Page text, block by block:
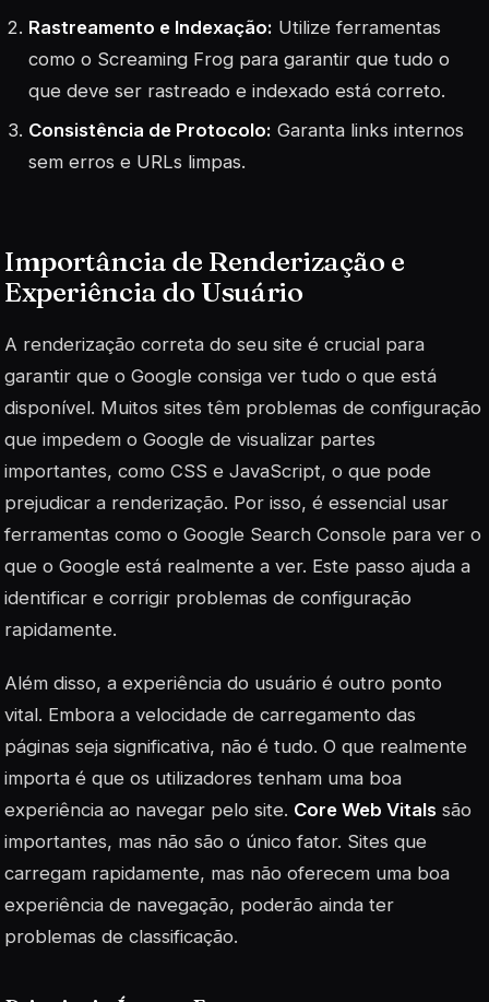
Rastreamento e Indexação: Utilize ferramentas
como o Screaming Frog para garantir que tudo o
que deve ser rastreado e indexado está correto.
Consistência de Protocolo: Garanta links internos
sem erros e URLs limpas.
Importância de Renderização e
Experiência do Usuário
A renderização correta do seu site é crucial para
garantir que o Google consiga ver tudo o que está
disponível. Muitos sites têm problemas de configuração
que impedem o Google de visualizar partes
importantes, como CSS e JavaScript, o que pode
prejudicar a renderização. Por isso, é essencial usar
ferramentas como o Google Search Console para ver o
que o Google está realmente a ver. Este passo ajuda a
identificar e corrigir problemas de configuração
rapidamente.
Além disso, a experiência do usuário é outro ponto
vital. Embora a velocidade de carregamento das
páginas seja significativa, não é tudo. O que realmente
importa é que os utilizadores tenham uma boa
experiência ao navegar pelo site. Core Web Vitals são
importantes, mas não são o único fator. Sites que
carregam rapidamente, mas não oferecem uma boa
experiência de navegação, poderão ainda ter
problemas de classificação.